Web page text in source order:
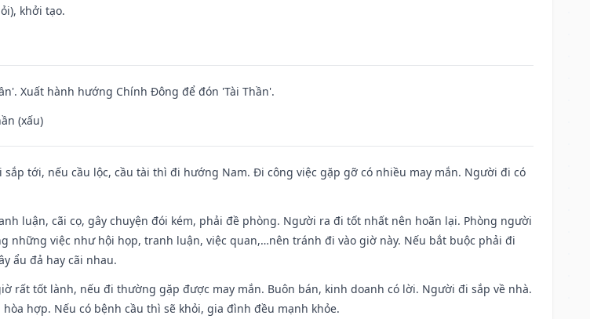
khởi tạo.
Xuất hành hướng Chính Đông để đón 'Tài Thần'.
(xấu)
sắp tới, nếu cầu lộc, cầu tài thì đi hướng Nam. Đi công việc gặp gỡ có nhiều may mắn. Người đi có
luận, cãi cọ, gây chuyện đói kém, phải đề phòng. Người ra đi tốt nhất nên hoãn lại. Phòng người
những việc như hội họp, tranh luận, việc quan,…nên tránh đi vào giờ này. Nếu bắt buộc phải đi
ẩu đả hay cãi nhau.
rất tốt lành, nếu đi thường gặp được may mắn. Buôn bán, kinh doanh có lời. Người đi sắp về nhà.
hợp. Nếu có bệnh cầu thì sẽ khỏi, gia đình đều mạnh khỏe.